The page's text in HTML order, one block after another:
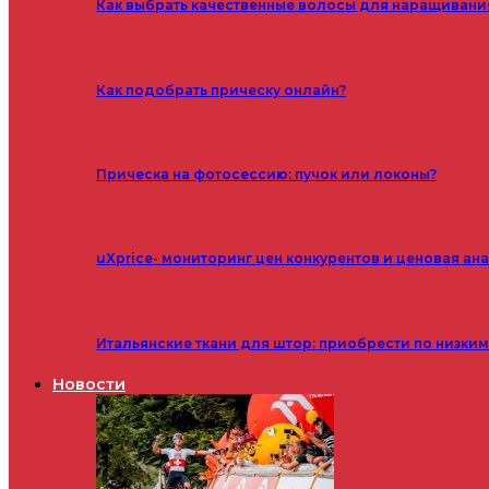
Как выбрать качественные волосы для
Как подобрать прическу онлайн?
Прическа на фотосессию: пучок или локоны?
uXprice- мониторинг цен конкурентов и ценовая
Итальянские ткани для штор: приобрести по
Новости